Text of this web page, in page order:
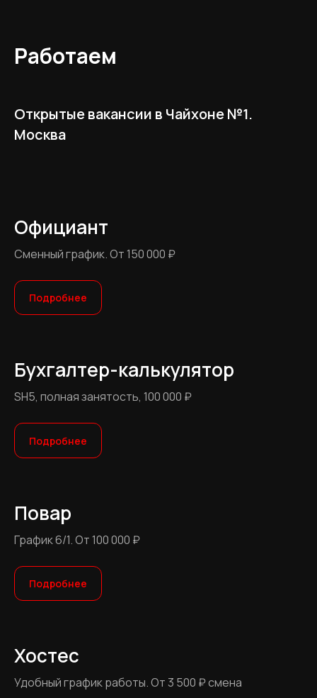
Работаем
Открытые вакансии в Чайхоне №1.
Москва
Официант
Сменный график. От 150 000 ₽
Подробнее
Бухгалтер-калькулятор
SH5, полная занятость, 100 000 ₽
Подробнее
Повар
График 6/1. От 100 000 ₽
Подробнее
Хостес
Удобный график работы. От 3 500 ₽ смена